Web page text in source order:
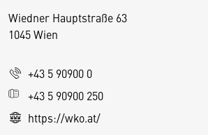
Wiedner Hauptstraße 63
1045 Wien
+43 5 90900 0
+43 5 90900 250
https://wko.at/
D
s
e
S